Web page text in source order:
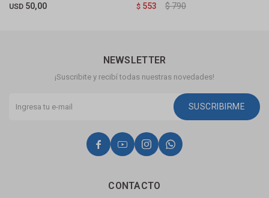
USD 50,00 $ 553 $790
CONTACTO
NEWSLETTER
¡Suscribite y recibí todas nuestras novedades!
SUSCRIBIRME
   